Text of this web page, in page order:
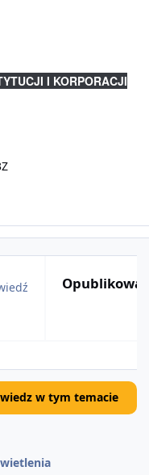
I KORPORACJI
podsumowanie tematu
w tym temacie